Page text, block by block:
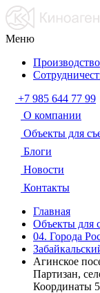
Меню
Производство
+7 985 644 77 99
О компании
Объекты для
Блоги
Новости
Контакты
Главная
Объекты для
04. Города
Агинское
Партизан,
Координаты